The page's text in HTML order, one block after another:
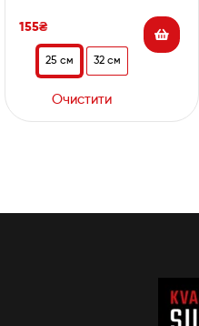
155₴
25 см 32 см
Очистити